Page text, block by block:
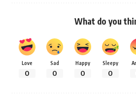
What do you
Love
0
Sad
0
Happy
0
Sleepy
0